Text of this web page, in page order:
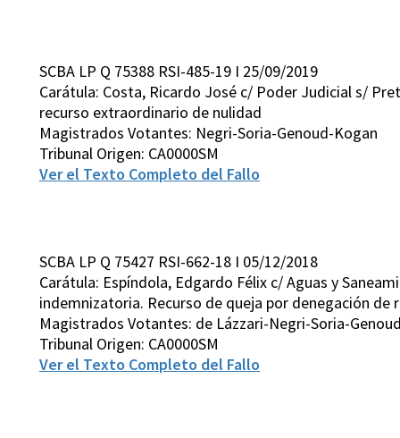
SCBA LP Q 75388 RSI-485-19 I 25/09/2019
Carátula: Costa, Ricardo José c/ Poder Judicial s/
recurso extraordinario de nulidad
Magistrados Votantes: Negri-Soria-Genoud-Kogan
Tribunal Origen: CA0000SM
Ver el Texto Completo del Fallo
SCBA LP Q 75427 RSI-662-18 I 05/12/2018
Carátula: Espíndola, Edgardo Félix c/ Aguas y
indemnizatoria. Recurso de queja por denegación
Magistrados Votantes: de Lázzari-Negri-Soria-
Tribunal Origen: CA0000SM
Ver el Texto Completo del Fallo